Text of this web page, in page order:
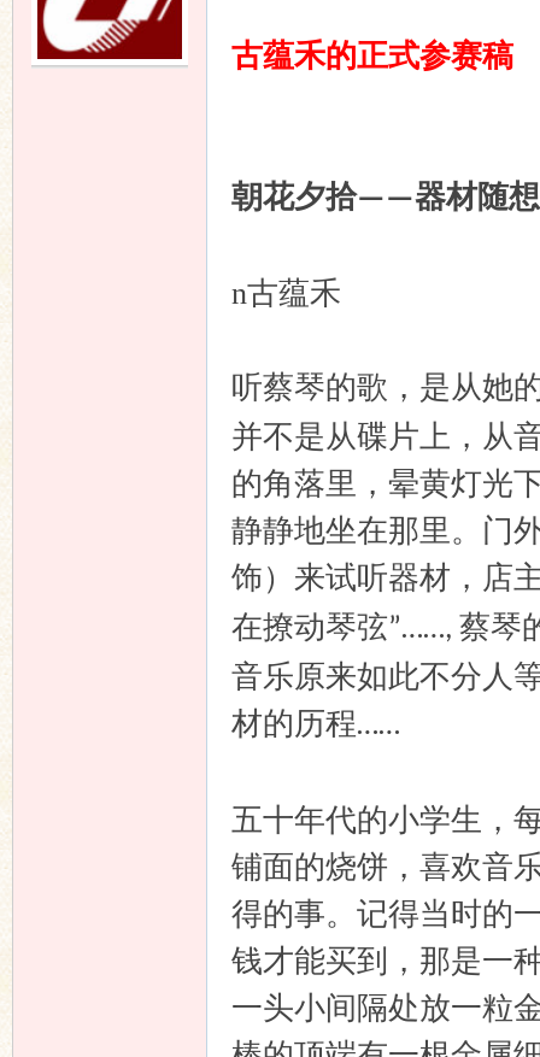
古蕴禾的正式参赛稿
朝花夕拾——器材随想
n古蕴禾
听蔡琴的歌，是从她
并不是从碟片上，从
的角落里，晕黄灯光
静静地坐在那里。门
饰）来试听器材，店
在撩动琴弦”……, 蔡琴
音乐原来如此不分人
材的历程……
五十年代的小学生，
铺面的烧饼，喜欢音
得的事。记得当时的
钱才能买到，那是一
一头小间隔处放一粒